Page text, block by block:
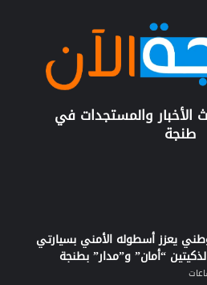
الأخبار والمستجدات في
طنجة
يعزز أسطوله الأمني بسيارتي
“أمان” و”مدار” بطنجة